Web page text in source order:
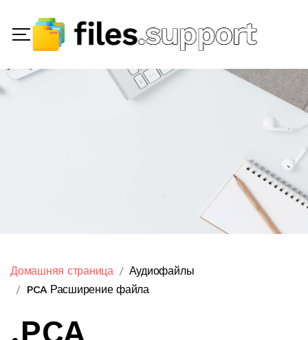
Домашняя страница
Аудиофайлы
PCA Расширение файла
.PCA